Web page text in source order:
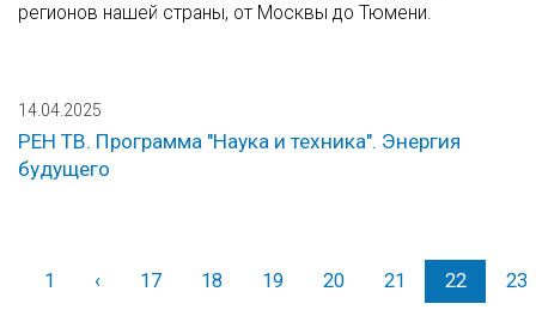
регионов нашей страны, от Москвы до Тюмени.
14.04.2025
РЕН ТВ. Программа "Наука и техника". Энергия
будущего
1 ‹Назад
17 18 19 20 21 22 23